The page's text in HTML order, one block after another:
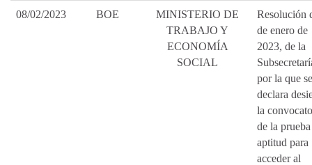
08/02/2023 BOE
MINISTERIO DE
TRABAJO Y
ECONOMÍA
SOCIAL
Resolución
de enero de
2023, de la
por la que se
declara
la
de la
aptitud para
acceder al